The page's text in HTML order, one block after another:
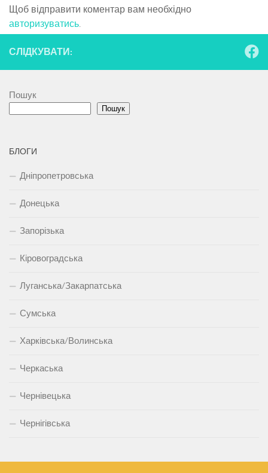
Щоб відправити коментар вам необхідно
авторизуватись.
СЛІДКУВАТИ:
Пошук
Пошук
БЛОГИ
Дніпропетровська
Донецька
Запорізька
Кіровоградська
Луганська/Закарпатська
Сумська
Харківська/Волинська
Черкаська
Чернівецька
Чернігівська